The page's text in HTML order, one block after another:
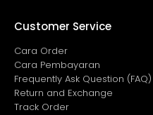
Customer Service
Cara Order
Cara Pembayaran
Frequently Ask Question (FAQ)
Return and Exchange
Track Order